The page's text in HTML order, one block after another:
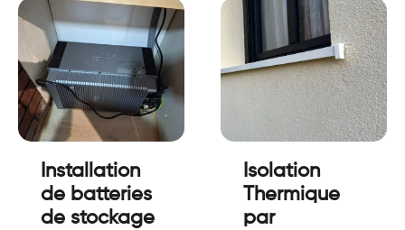
Installation
de batteries
de stockage
Isolation
Thermique
par